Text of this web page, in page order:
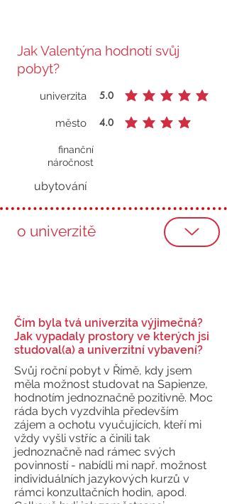
Jak Valentýna hodnotí svůj
pobyt?
univerzita 5.0
průměrné hodnocení je 5 z 5
město
4.0
průměrné hodnocení je 4 z 5
finanční
náročnost
ubytování
o univerzitě
Čím byla tvá univerzita výjimečná?
Jak vypadaly prostory ve kterých jsi
studoval(a) a univerzitní vybavení?
Svůj roční pobyt v Římě, kdy jsem
měla možnost studovat na Sapienze,
hodnotím jednoznačně pozitivně. Moc
ráda bych vyzdvihla především
zájem a ochotu vyučujících, kteří mi
vždy vyšli vstříc a činili tak
jednoznačně nad rámec svých
povinností - nabídli mi např. možnost
individuálních jazykových kurzů v
rámci konzultačních hodin, apod.